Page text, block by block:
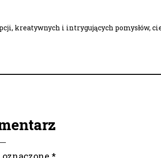
kreatywnych i intrygujących pomysłów,